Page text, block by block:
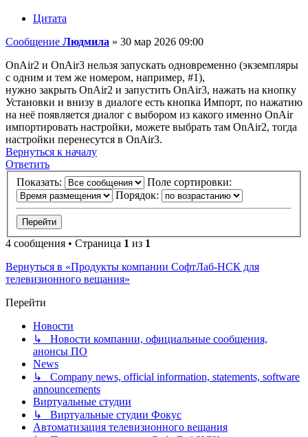
Цитата
Сообщение Людмила » 30 мар 2026 09:00
OnAir2 и OnAir3 нельзя запускать одновременно (экземпляры
с одним и тем же номером, например, #1),
нужно закрыть OnAir2 и запустить OnAir3, нажать на кнопку
Установки и внизу в диалоге есть кнопка Импорт, по нажатию
на неё появляется диалог с выбором из какого именно OnAir
импортировать настройки, можете выбрать там OnAir2, тогда
настройки перенесутся в OnAir3.
Вернуться к началу
Ответить
Показать:
Поле сортировки:
Порядок:
4 сообщения • Страница 1 из 1
Вернуться в «Продукты компании СофтЛаб-НСК для
телевизионного вещания»
Перейти
Новости
↳ Новости компании, официальные сообщения,
анонсы ПО
News
↳ Company news, official information, statements, software
announcements
Виртуальные студии
↳ Виртуальные студии Фокус
Автоматизация телевизионного вещания